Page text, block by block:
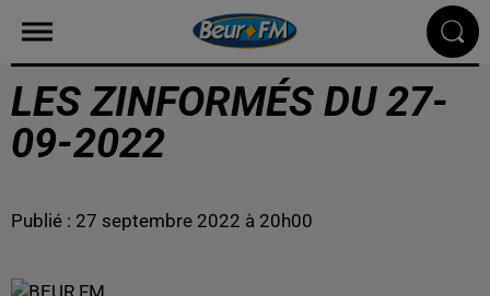
LES ZINFORMÉS DU 27-
09-2022
Publié : 27 septembre 2022 à 20h00